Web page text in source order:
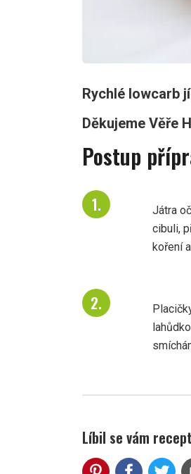
Rychlé lowcarb
Děkujeme Věře
Postup
Játra
cibuli,
koření
Líbil se vám